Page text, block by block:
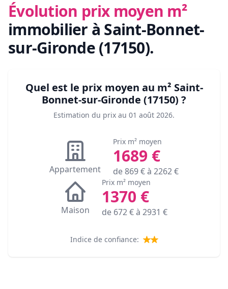
Évolution prix moyen m²
immobilier à Saint-Bonnet-
sur-Gironde (17150).
Quel est le prix moyen au m² Saint-
Bonnet-sur-Gironde (17150) ?
Estimation du prix au 01 août 2026.
Appartement
Prix m² moyen
1689 €
de869€ à 2262€
Maison
Prix m² moyen
1370 €
de 672€ à 2931 €
Indice de confiance: